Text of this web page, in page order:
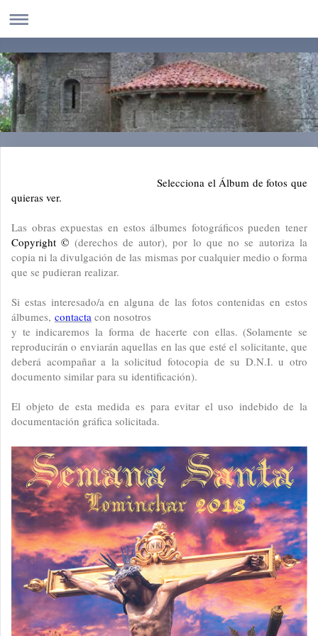
Selecciona el Álbum de fotos que
quieras ver.
Las obras expuestas en estos álbumes fotográficos pueden tener
Copyright © (derechos de autor), por lo que no se autoriza la
copia ni la divulgación de las mismas por cualquier medio o forma
que se pudieran realizar.
Si estas interesado/a en alguna de las fotos contenidas en estos
álbumes, contacta con nosotros
y te indicaremos la forma de hacerte con ellas. (Solamente se
reproducirán o enviarán aquellas en las que esté el solicitante, que
deberá acompañar a la solicitud fotocopia de su D.N.I. u otro
documento similar para su identificación).
El objeto de esta medida es para evitar el uso indebido de la
documentación gráfica solicitada.